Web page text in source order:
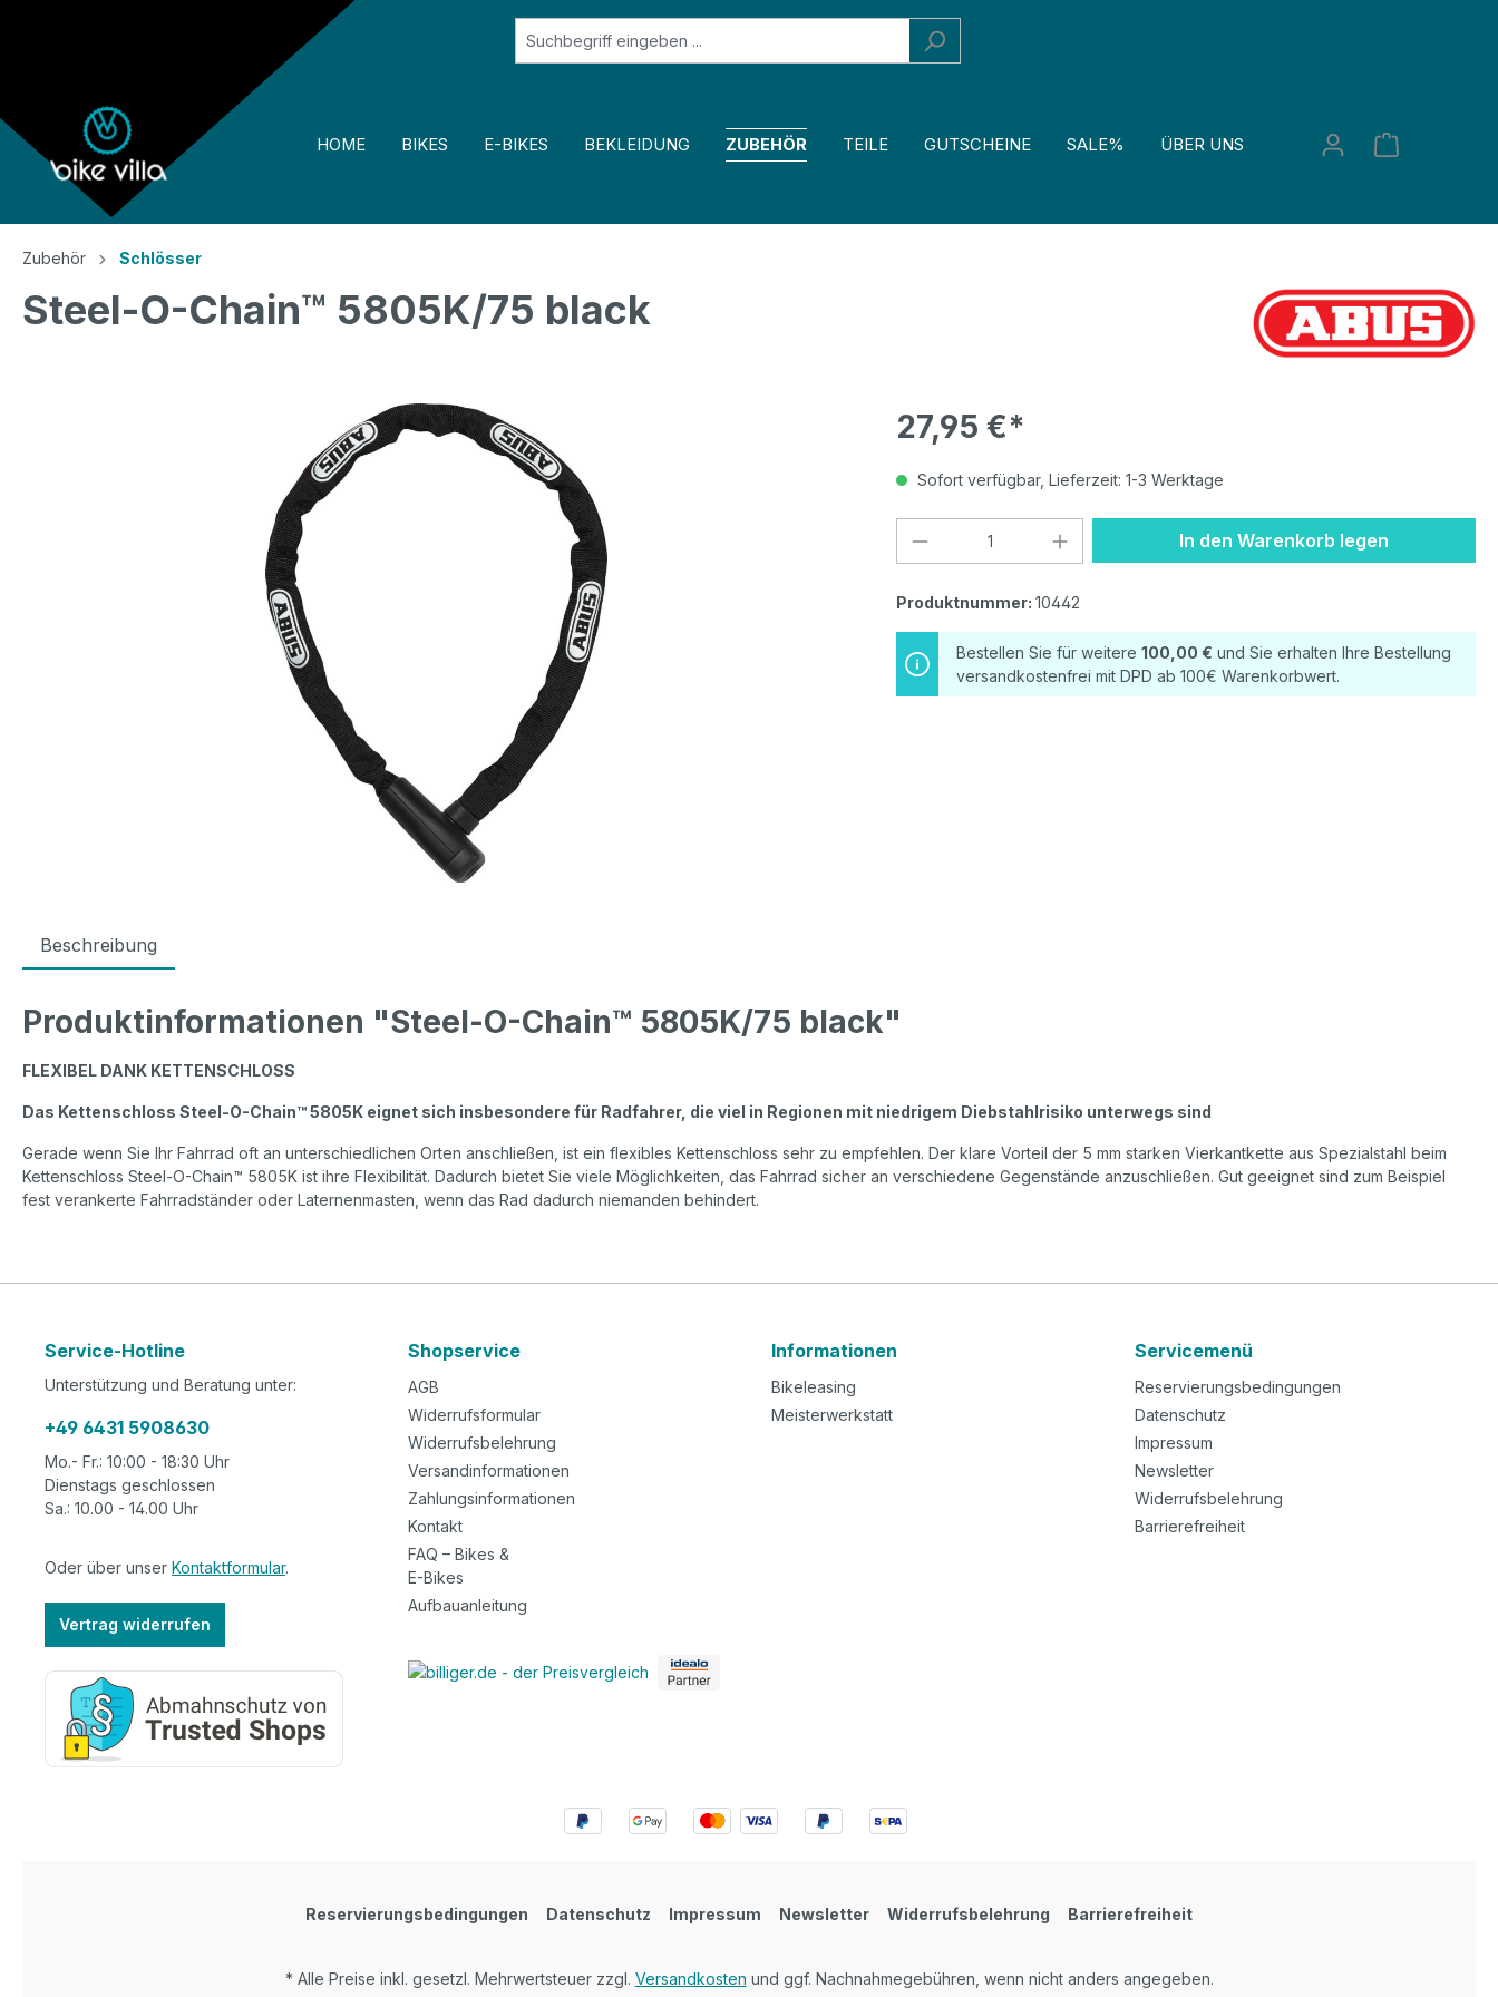
Zur Hauptnavigation springen
HOME BIKES E-BIKES BEKLEIDUNG ZUBEHÖR TEILE GUTSCHEINE SALE% ÜBER UNS
Zubehör Schlösser
Steel-O-Chain™ 5805K/75 black
27,95 €*
Sofort verfügbar, Lieferzeit: 1-3 Werktage
Produkt Anzahl: Gib den gewünschten Wert
In den Warenkorb legen
Produktnummer: 10442
Bestellen Sie für weitere 100,00 € und Sie erhalten Ihre Bestellung
versandkostenfrei mit DPD ab 100€ Warenkorbwert.
Beschreibung
Produktinformationen "Steel-O-Chain™ 5805K/75 black"
FLEXIBEL DANK KETTENSCHLOSS
Das Kettenschloss Steel-O-Chain™ 5805K eignet sich insbesondere für Radfahrer, die viel in Regionen mit niedrigem Diebstahlrisiko unterwegs sind
Gerade wenn Sie Ihr Fahrrad oft an unterschiedlichen Orten anschließen, ist ein flexibles Kettenschloss sehr zu empfehlen. Der klare Vorteil der 5 mm starken Vierkantkette aus Spezialstahl beim
Kettenschloss Steel-O-Chain™ 5805K ist ihre Flexibilität. Dadurch bietet Sie viele Möglichkeiten, das Fahrrad sicher an verschiedene Gegenstände anzuschließen. Gut geeignet sind zum Beispiel
fest verankerte Fahrradständer oder Laternenmasten, wenn das Rad dadurch niemanden behindert.
Service-Hotline
Unterstützung und Beratung unter:
+49 6431 5908630
Mo.- Fr.: 10:00 - 18:30 Uhr
Dienstags geschlossen
Sa.: 10.00 - 14.00 Uhr
Oder über unser Kontaktformular.
Vertrag widerrufen
Shopservice
AGB
Widerrufsformular
Widerrufsbelehrung
Versandinformationen
Zahlungsinformationen
Kontakt
FAQ – Bikes &
E-Bikes
Aufbauanleitung
Informationen
Bikeleasing
Meisterwerkstatt
Servicemenü
Reservierungsbedingungen
Datenschutz
Impressum
Newsletter
Widerrufsbelehrung
Barrierefreiheit
Reservierungsbedingungen Datenschutz Impressum Newsletter Widerrufsbelehrung Barrierefreiheit
* Alle Preise inkl. gesetzl. Mehrwertsteuer zzgl. Versandkosten und ggf. Nachnahmegebühren, wenn nicht anders angegeben.